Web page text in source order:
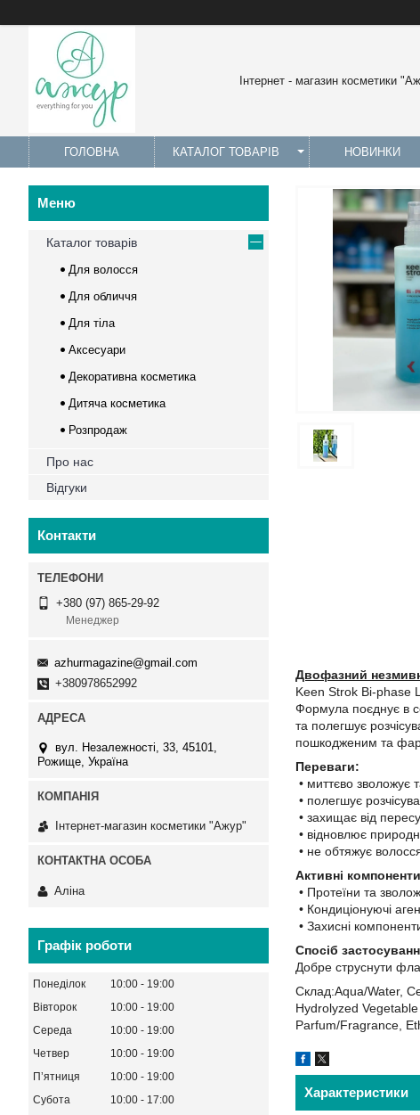
Інтернет - магазин косметики
ГОЛОВНА КАТАЛОГ ТОВАРІВ НОВИНКИ
Двофазний
Keen Strok Bi-phase
Формула поєднує в
та полегшує
пошкодженим та
Переваги:
• миттєво зволожує
• полегшує
• захищає від
• відновлює
• не обтяжує
Активні
• Протеїни та
• Кондиціонуючі
• Захисні
Спосіб
Добре струснути
Склад:Aqua/Water,
Hydrolyzed
Parfum/Fragrance,
Характеристики
Каталог товарів
Для волосся
Для обличчя
Для тіла
Аксесуари
Декоративна косметика
Дитяча косметика
Розпродаж
Про нас
Відгуки
Контакти
+380 (97) 865-29-92
Менеджер
azhurmagazine@gmail.com
+380978652992
вул. Незалежності, 33, 45101,
Рожище, Україна
Інтернет-магазин косметики "Ажур"
Аліна
Графік роботи
Понеділок 10:00
19:00
Вівторок
10:00
19:00
Середа
10:00
19:00
Четвер
10:00
19:00
Пʼятниця
10:00
19:00
Субота
10:00
17:00